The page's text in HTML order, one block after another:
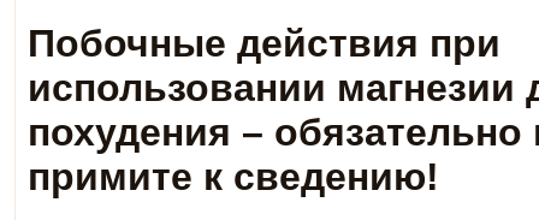
Побочные действия при
использовании магнезии
похудения – обязательно
примите к сведению!